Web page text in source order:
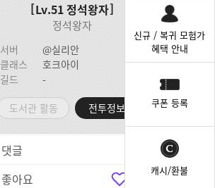
Lv.51정석왕자
정석왕자
서버
@실리안
클래스
호크아이
길드
-
도서관 활동 전투정보실
댓글
좋아요
신규 / 복귀 모험가
혜택 안내
쿠폰 등록
캐시/환불